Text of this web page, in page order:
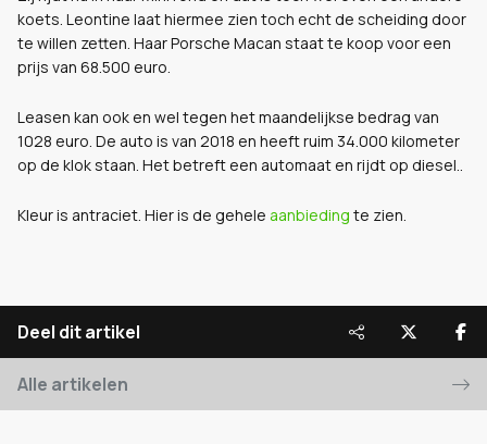
koets. Leontine laat hiermee zien toch echt de scheiding door
te willen zetten. Haar Porsche Macan staat te koop voor een
prijs van 68.500 euro.
Leasen kan ook en wel tegen het maandelijkse bedrag van
1028 euro. De auto is van 2018 en heeft ruim 34.000 kilometer
op de klok staan. Het betreft een automaat en rijdt op diesel..
Kleur is antraciet. Hier is de gehele aanbieding te zien.
Deel dit artikel
Alle artikelen